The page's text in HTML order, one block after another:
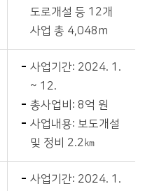
도로개설 등 12개
사업 총 4,048m
사업기간: 2024. 1.
~ 12.
총사업비: 8억 원
사업내용: 보도개설
및 정비 2.2㎞
사업기간: 2024. 1.